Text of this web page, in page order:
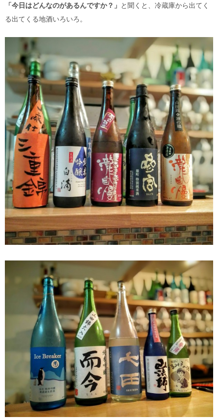
「今日はどんなのがあるんですか？」 と聞くと、冷蔵庫から出てく
る出てくる地酒いろいろ。